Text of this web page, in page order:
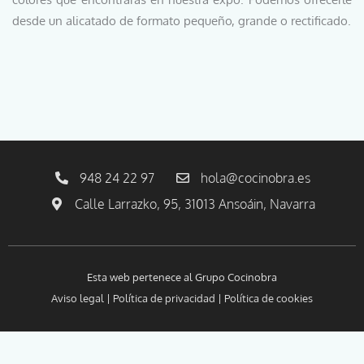
desde un alicatado de formato pequeño, grande o rectificado.
948 24 22 97
hola@cocinobra.es
Calle Larrazko, 95, 31013 Ansoáin, Navarra
Esta web pertenece al Grupo Cocinobra
Aviso legal | Política de privacidad | Política de cookies